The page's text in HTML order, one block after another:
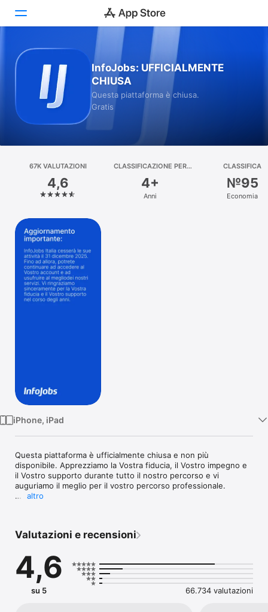
Giochi
App
Piattaforma
iPhone
iPad
Mac
Watch
TV
InfoJobs: UFFICIALMENTE
CHIUSA
Questa piattaforma è chiusa.
Gratis
67K VALUTAZIONI
4,6
CLASSIFICAZIONE PER
4+
Anni
CLASSIFICA
№95
Economia
iPhone, iPad
Questa piattaforma è ufficialmente chiusa e non più
disponibile. Apprezziamo la Vostra fiducia, il Vostro impegno e
il Vostro supporto durante tutto il nostro percorso e vi
auguriamo il meglio per il vostro percorso professionale.
attività.
altro
Valutazioni e recensioni
4,6
su 5 66.734 valutazioni